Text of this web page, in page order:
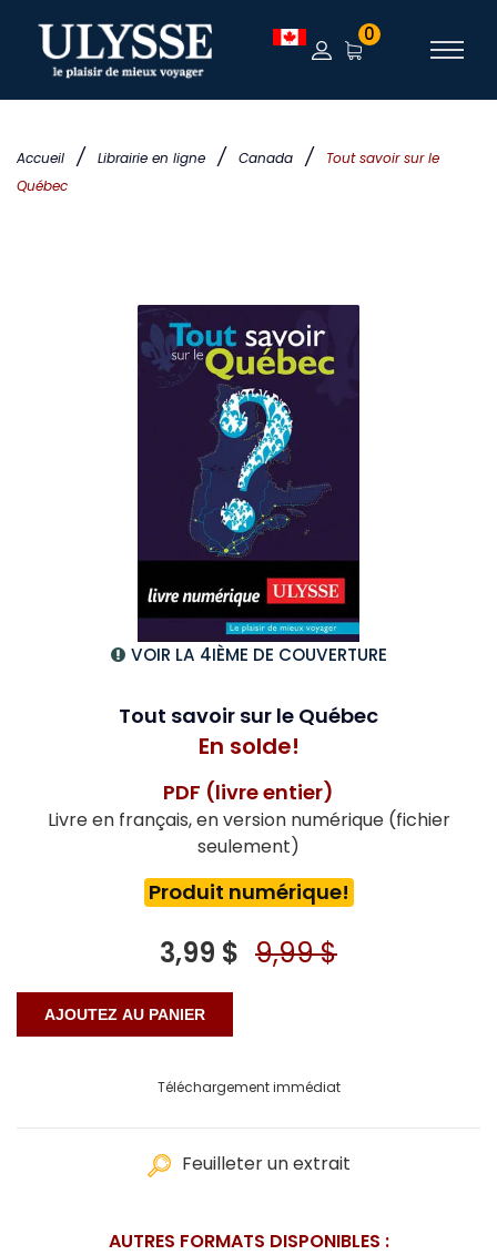
Accueil / Librairie en ligne / Canada /
Tout savoir sur le
Québec
0
VOIR LA 4IÈME DE COUVERTURE
Tout savoir sur le Québec
En solde!
PDF (livre entier)
Livre en français, en version numérique (fichier
seulement)
Produit numérique!
3,99 $ 9,99 $
Téléchargement immédiat
Feuilleter un extrait
AUTRES FORMATS DISPONIBLES :